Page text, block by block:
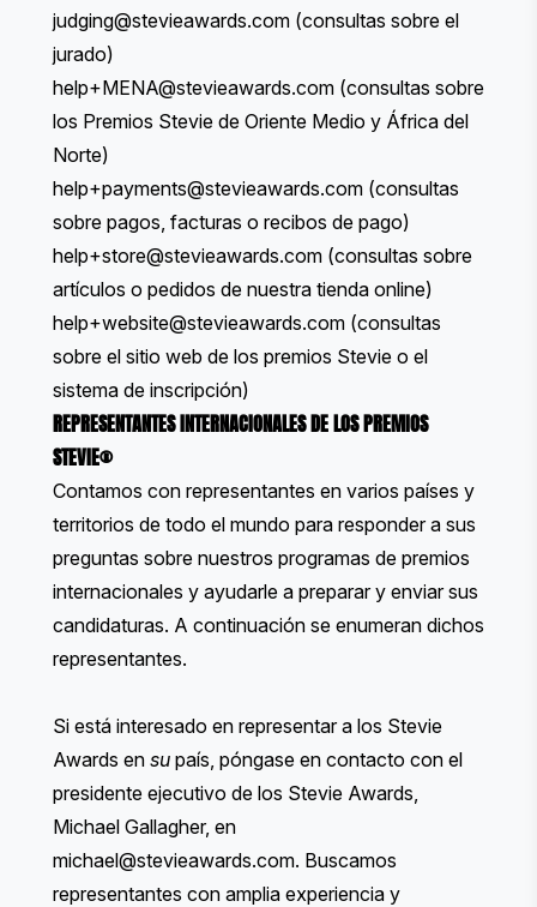
judging@stevieawards.com (consultas sobre el
jurado)
help+MENA@stevieawards.com (consultas sobre
los Premios Stevie de Oriente Medio y África del
Norte)
help+payments@stevieawards.com (consultas
sobre pagos, facturas o recibos de pago)
help+store@stevieawards.com (consultas sobre
artículos o pedidos de nuestra tienda online)
help+website@stevieawards.com (consultas
sobre el sitio web de los premios Stevie o el
sistema de inscripción)
REPRESENTANTES INTERNACIONALES DE LOS PREMIOS
STEVIE®
Contamos con representantes en varios países y
territorios de todo el mundo para responder a sus
preguntas sobre nuestros programas de premios
internacionales y ayudarle a preparar y enviar sus
candidaturas. A continuación se enumeran dichos
representantes.
Si está interesado en representar a los Stevie
Awards en su país, póngase en contacto con el
presidente ejecutivo de los Stevie Awards,
Michael Gallagher, en
michael@stevieawards.com. Buscamos
representantes con amplia experiencia y